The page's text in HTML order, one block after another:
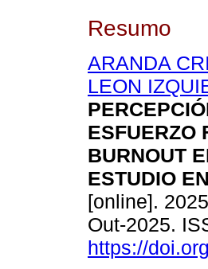
Resumo
ARANDA
LEON
ESFUERZO
BURNOUT
ESTUDIO
[online].
Out-2025.
https://